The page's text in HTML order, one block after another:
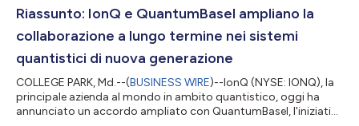
Riassunto: IonQ e QuantumBasel ampliano la
collaborazione a lungo termine nei sistemi
quantistici di nuova generazione
COLLEGE PARK, Md.--(BUSINESS WIRE)--IonQ (NYSE: IONQ), la
principale azienda al mondo in ambito quantistico, oggi ha
annunciato un accordo ampliato con QuantumBasel, l'iniziativa